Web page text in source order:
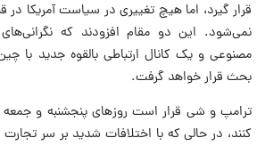
قرار گیرد، اما هیچ تغییری در سیاست آمریکا در
نمی‌شود. این دو مقام افزودند که
مصنوعی و یک کانال ارتباطی بالقوه جدید با
بحث قرار خواهد گرفت.
ترامپ و شی قرار است روزهای پنجشنبه و جمعه
کنند، در حالی که با اختلافات شدید بر سر